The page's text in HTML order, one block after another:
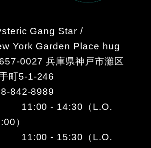
Gang Star /
York Garden Place hug
0027 兵庫県神戸市灘区
町5-1-246
842-8989
11:00 - 14:30（L.O.
）
11:00 - 15:30（L.O.